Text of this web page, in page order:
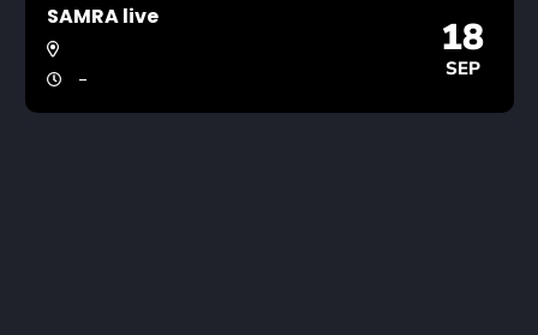
SAMRA live
-
18
SEP